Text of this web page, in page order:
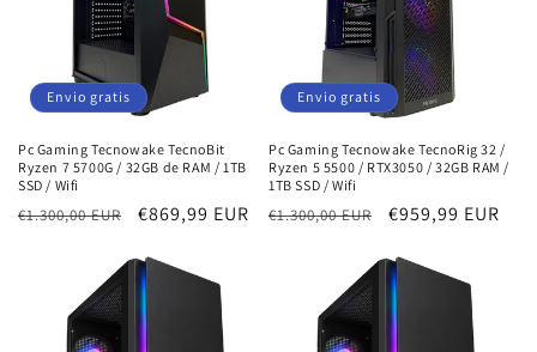
Envio gratis
Pc Gaming Tecnowake TecnoBit
Ryzen 7 5700G / 32GB de RAM / 1TB
SSD / Wifi
Precio
€1.300,00 EUR
Precio
oferta
€869,99 EUR
Envio gratis
Pc Gaming Tecnowake TecnoRig 32 /
Ryzen 5 5500 / RTX3050 / 32GB RAM /
1TB SSD / Wifi
Precio
€1.300,00 EUR
Precio
oferta
€959,99 EUR